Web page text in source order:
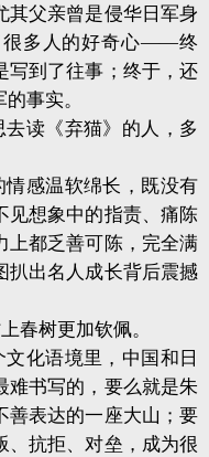
其父亲曾是侵华日军身
很多人的好奇心——终
写到了往事；终于，还
事实。
读《弃猫》的人，多
感温软绵长，既没有
见想象中的指责、痛陈
上都乏善可陈，完全满
扒出名人成长背后震撼
春树更加钦佩。
化语境里，中国和日
难书写的，要么就是朱
善表达的一座大山；要
、抗拒、对垒，成为很